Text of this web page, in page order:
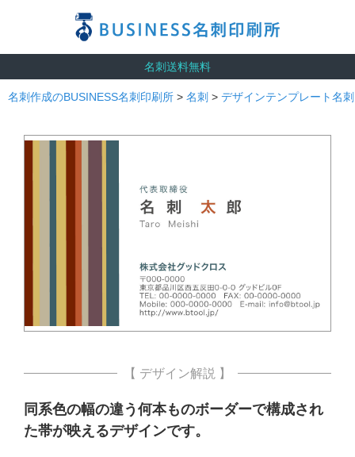
名刺送料無料
名刺作成のBUSINESS名刺印刷所 > 名刺 > デザインテンプレート名刺
【 デザイン解説 】
同系色の幅の違う何本ものボーダーで構成され
た帯が映えるデザインです。